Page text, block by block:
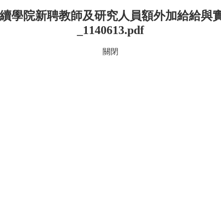
學院新聘教師及研究人員額外加給給與
_1140613.pdf
關閉